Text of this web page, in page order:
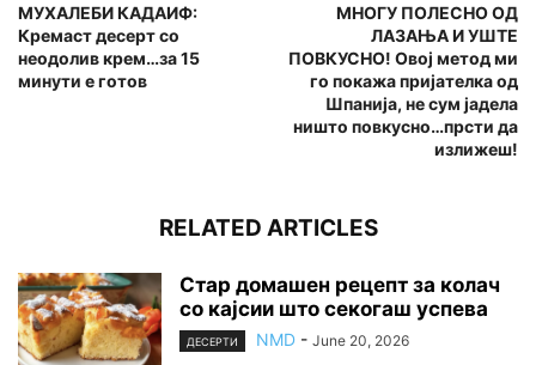
МУХАЛЕБИ КАДАИФ:
Кремаст десерт со
неодолив крем…за 15
минути е готов
МНОГУ ПОЛЕСНО ОД
ЛАЗАЊА И УШТЕ
ПОВКУСНО! Овој метод ми
го покажа пријателка од
Шпанија, не сум јадела
ништо повкусно…прсти да
излижеш!
RELATED ARTICLES
Стар домашен рецепт за колач
со кајсии што секогаш успева
ДЕСЕРТИ NMD - June 20, 2026